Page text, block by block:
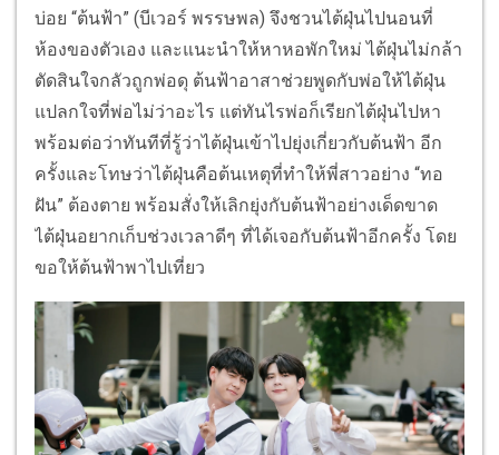
บ่อย “ต้นฟ้า” (บีเวอร์ พรรษพล) จึงชวนไต้ฝุ่นไปนอนที่
ห้องของตัวเอง และแนะนำให้หาหอพักใหม่ ไต้ฝุ่นไม่กล้า
ตัดสินใจกลัวถูกพ่อดุ ต้นฟ้าอาสาช่วยพูดกับพ่อให้ไต้ฝุ่น
แปลกใจที่พ่อไม่ว่าอะไร แต่ทันไรพ่อก็เรียกไต้ฝุ่นไปหา
พร้อมต่อว่าทันทีที่รู้ว่าไต้ฝุ่นเข้าไปยุ่งเกี่ยวกับต้นฟ้า อีก
ครั้งและโทษว่าไต้ฝุ่นคือต้นเหตุที่ทำให้พี่สาวอย่าง “ทอ
ฝัน” ต้องตาย พร้อมสั่งให้เลิกยุ่งกับต้นฟ้าอย่างเด็ดขาด
ไต้ฝุ่นอยากเก็บช่วงเวลาดีๆ ที่ได้เจอกับต้นฟ้าอีกครั้ง โดย
ขอให้ต้นฟ้าพาไปเที่ยว